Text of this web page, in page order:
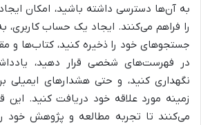
به آن‌ها دسترسی داشته باشید، امکان
را فراهم می‌کنند. ایجاد یک حساب کاربری،
جستجوهای خود را ذخیره کنید، کتاب‌ها و
در فهرست‌های شخصی قرار دهید،
نگهداری کنید، و حتی هشدارهای ایمیلی
زمینه مورد علاقه خود دریافت کنید.
می‌کنند تا تجربه مطالعه و پژوهش خود